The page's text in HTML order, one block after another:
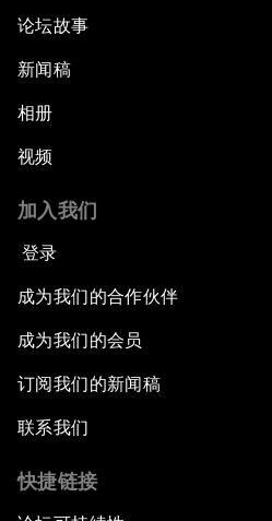
论坛故事
新闻稿
相册
视频
加入我们
登录
成为我们的合作伙伴
成为我们的会员
订阅我们的新闻稿
联系我们
快捷链接